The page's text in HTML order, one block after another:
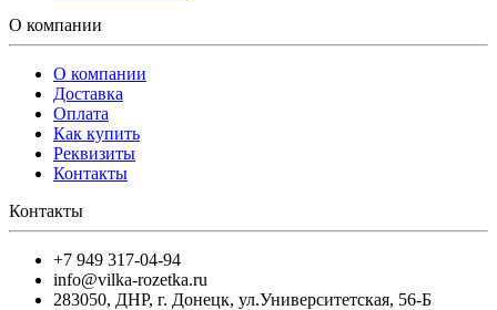
О компании
О компании
Доставка
Оплата
Как купить
Реквизиты
Контакты
Контакты
+7 949 317-04-94
info@vilka-rozetka.ru
283050, ДНР, г. Донецк, ул.Университетская, 56-Б